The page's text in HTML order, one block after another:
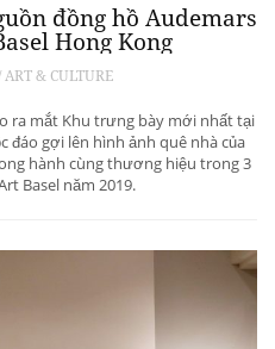
đồng hồ Audemars
Hong Kong
& CULTURE
ra mắt Khu trưng bày mới nhất tại
đáo gợi lên hình ảnh quê nhà của
hành cùng thương hiệu trong 3
Basel năm 2019.